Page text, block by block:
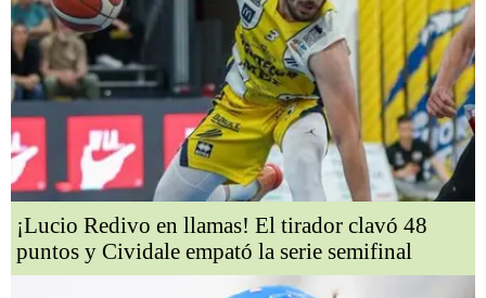
¡Lucio Redivo en llamas! El tirador clavó 48
puntos y Cividale empató la serie semifinal